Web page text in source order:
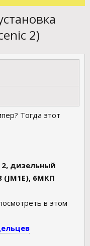
2)
Тогда этот
2, дизельный
(JM1E), 6МКП
в этом